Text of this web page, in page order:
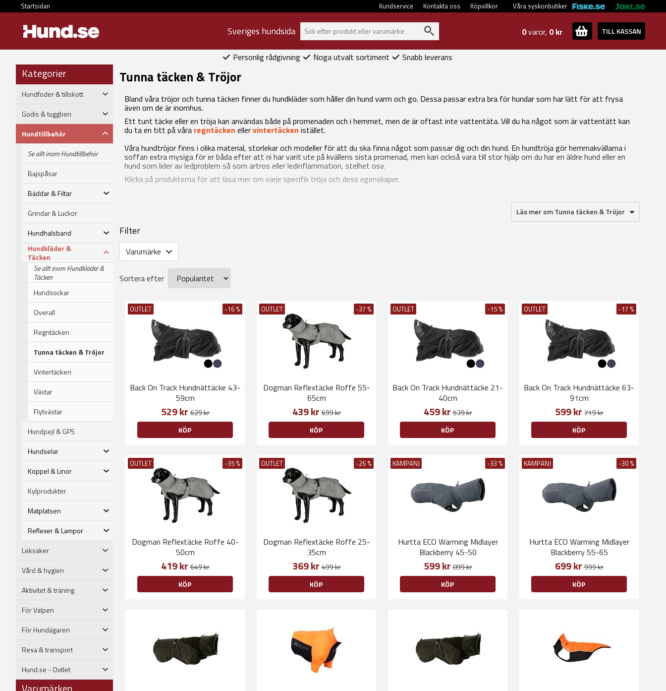
Startsidan Våra syskonbutiker
Köpvillkor
Kontakta oss
Kundservice
Sveriges hundsida 0varor, 0 kr TILL KASSAN
Personlig rådgivning Noga utvalt sortiment Snabb leverans
Kategorier
Hundfoder & tillskott
Godis & tuggben
Hundtillbehör
Se allt inom Hundtillbehör
Bajspåsar
Bäddar & Filtar
Grindar & Luckor
Hundhalsband
Hundkläder &
Täcken
Se allt inom Hundkläder &
Täcken
Hundsockar
Overall
Regntäcken
Tunna täcken & Tröjor
Vintertäcken
Västar
Flytvästar
Hundpejl & GPS
Hundselar
Koppel & Linor
Kylprodukter
Matplatsen
Reflexer & Lampor
Leksaker
Vård & hygien
Aktivitet & träning
För Valpen
För Hundägaren
Resa & transport
Hund.se - Outlet
Tunna täcken & Tröjor
Bland våra tröjor och tunna täcken finner du hundkläder som håller din hund varm och go. Dessa passar extra bra för hundar som har lätt för att frysa
även om de är inomhus.
Ett tunt täcke eller en tröja kan användas både på promenaden och i hemmet, men de är oftast inte vattentäta. Vill du ha något som är vattentätt kan
du ta en titt på våra regntäcken ellervintertäcken istället.
Våra hundtröjor finns i olika material, storlekar och modeller för att du ska finna något som passar dig och din hund. En hundtröja gör hemmakvällarna i
soffan extra mysiga för er båda efter att ni har varit ute på kvällens sista promenad, men kan också vara till stor hjälp om du har en äldre hund eller en
hund som lider av ledproblem så som artros eller ledinflammation, stelhet osv.
Klicka på produkterna för att läsa mer om varje specifik tröja och dess egenskaper.
Läs mer om Tunna täcken & Tröjor
Filter
Varumärke
Sortera efter
OUTLET -16 %
Back On Track Hundnättäcke 43-
59cm
529 kr629 kr
KÖP
OUTLET -37 %
Dogman Reflextäcke Roffe 55-
65cm
439 kr699 kr
KÖP
OUTLET -15 %
Back On Track Hundnättäcke 21-
40cm
459 kr539 kr
KÖP
OUTLET -17 %
Back On Track Hundnättäcke 63-
91cm
599 kr719 kr
KÖP
OUTLET -35 %
Dogman Reflextäcke Roffe 40-
50cm
419 kr649 kr
KÖP
OUTLET -26 %
Dogman Reflextäcke Roffe 25-
35cm
369 kr499 kr
KÖP
KAMPANJ -33 %
Hurtta ECO Warming Midlayer
Blackberry 45-50
599 kr899 kr
KÖP
KAMPANJ -30 %
Hurtta ECO Warming Midlayer
Blackberry 55-65
699 kr999 kr
KÖP